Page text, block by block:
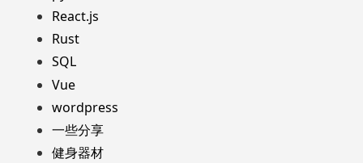
React.js
Rust
SQL
Vue
wordpress
一些分享
健身器材